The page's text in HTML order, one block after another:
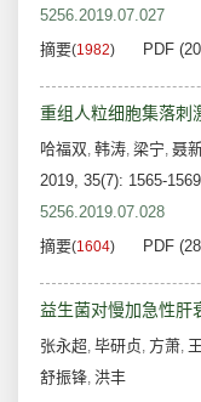
5256.2019.07.027
摘要(1982) PDF
重组人粒细胞集落刺
哈福双, 韩涛, 梁宁, 聂
2019, 35(7): 1565-
5256.2019.07.028
摘要(1604) PDF
益生菌对慢加急性肝
张永超, 毕研贞, 方萧,
舒振锋, 洪丰